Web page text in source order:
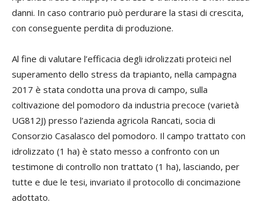
danni. In caso contrario può perdurare la stasi di crescita,
con conseguente perdita di produzione.
Al fine di valutare l’efficacia degli idrolizzati proteici nel
superamento dello stress da trapianto, nella campagna
2017 è stata condotta una prova di campo, sulla
coltivazione del pomodoro da industria precoce (varietà
UG812J) presso l’azienda agricola Rancati, socia di
Consorzio Casalasco del pomodoro. Il campo trattato con
idrolizzato (1 ha) è stato messo a confronto con un
testimone di controllo non trattato (1 ha), lasciando, per
tutte e due le tesi, invariato il protocollo di concimazione
adottato.